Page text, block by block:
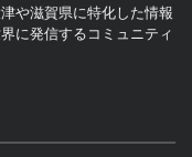
や滋賀県に特化した情報
に発信するコミュニティ